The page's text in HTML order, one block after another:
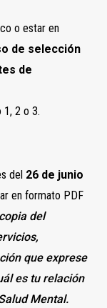
o estar en
de selección
de
2 o 3.
del 26 de junio
en formato PDF
copia del
que exprese
es tu relación
Mental.